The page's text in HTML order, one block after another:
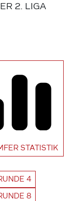
2. LIGA
STATISTIK
4
8